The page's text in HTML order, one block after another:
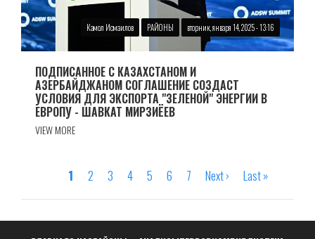
Камол Исмаилов РАЙОНЫ вторник, января 14, 2025 - 13:16
ПОДПИСАННОЕ С КАЗАХСТАНОМ И
АЗЕРБАЙДЖАНОМ СОГЛАШЕНИЕ СОЗДАСТ
УСЛОВИЯ ДЛЯ ЭКСПОРТА "ЗЕЛЕНОЙ" ЭНЕРГИИ В
ЕВРОПУ - ШАВКАТ МИРЗИЁЕВ
VIEW MORE
Нумерация
страниц
Страница
1 Страница
2 Страница
3 Страница
4 Страница
5 Страница
6 Страница
7
Следующая
Next ›
Последняя
Last »